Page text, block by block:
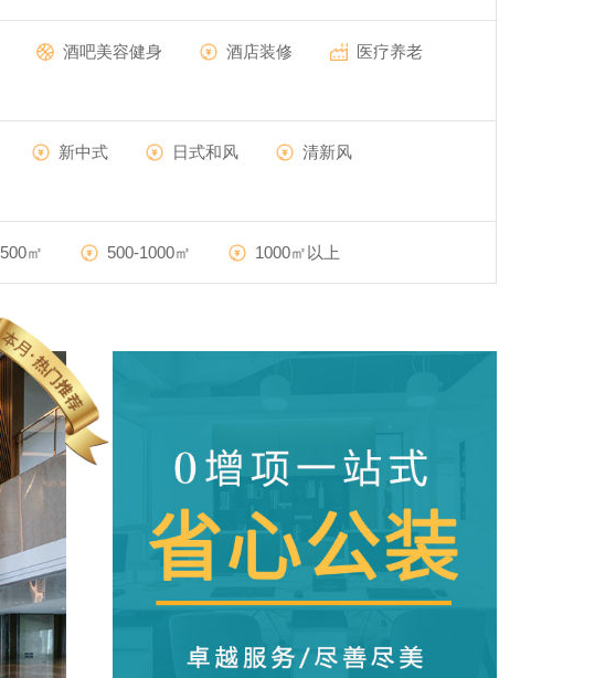
酒吧美容健身 酒店装修 医疗养老
新中式 日式和风 清新风
㎡ 500-1000㎡ 1000㎡以上